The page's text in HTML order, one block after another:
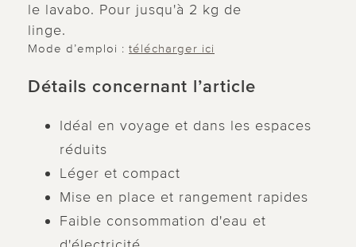
le lavabo. Pour jusqu'à 2 kg de
linge.
Mode d’emploi : télécharger ici
Détails concernant l’article
Idéal en voyage et dans les espaces
réduits
Léger et compact
Mise en place et rangement rapides
Faible consommation d'eau et